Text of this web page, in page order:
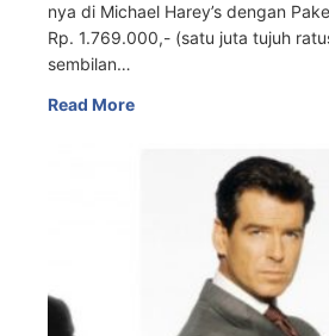
nya di Michael Harey’s dengan
Rp. 1.769.000,- (satu juta tujuh
sembilan…
Read More